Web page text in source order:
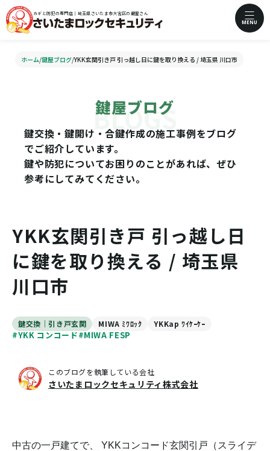
カギと防犯の専門店｜埼玉県さいたま市大宮区の鍵屋さん
MENU
ホーム/鍵屋ブログ/YKK玄関引き戸 引っ越し日に鍵を取り換える / 埼玉県 川口市
鍵屋ブログ
鍵交換・鍵開け・合鍵作成の施工事例をブログ
でご紹介しています。
鍵や防犯についてお困りのことがあれば、ぜひ
参考にしてみてください。
YKK玄関引き戸 引っ越し日
に鍵を取り換える / 埼玉県
川口市
鍵交換｜引き戸玄関 MIWA ﾐﾜﾛｯｸ YKKap ﾜｲｹｰｹｰ
#YKK コンコード#MIWA FESP
このブログを執筆している会社
さいたまロックセキュリティ株式会社
中古の一戸建てで、 YKKコンコード玄関引戸（スライデ